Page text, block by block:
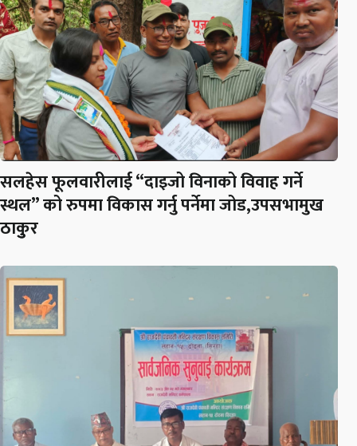
सलहेस फूलवारीलाई “दाइजो विनाको विवाह गर्ने
स्थल” को रुपमा विकास गर्नु पर्नेमा जोड,उपसभामुख
ठाकुुर